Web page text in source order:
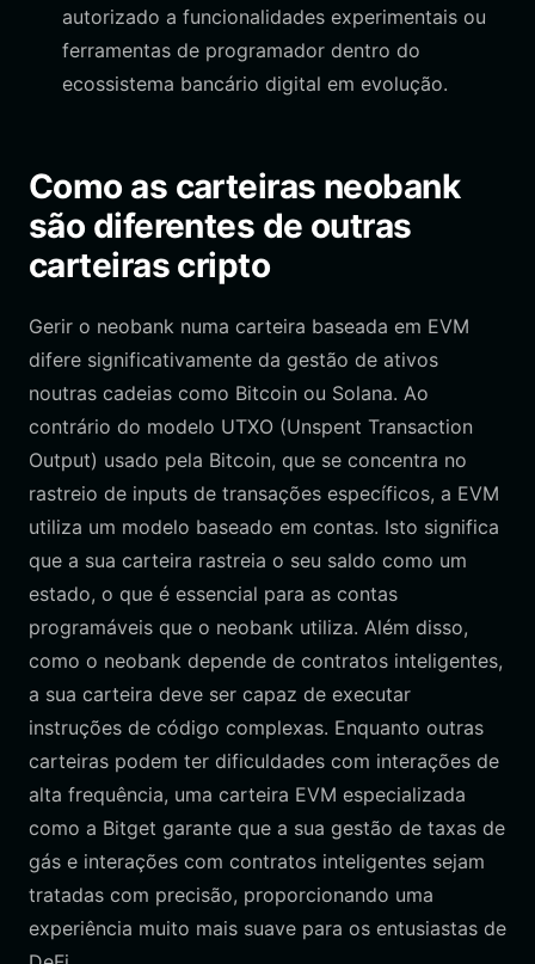
autorizado a funcionalidades experimentais ou
ferramentas de programador dentro do
ecossistema bancário digital em evolução.
Como as carteiras neobank
são diferentes de outras
carteiras cripto
Gerir o neobank numa carteira baseada em EVM
difere significativamente da gestão de ativos
noutras cadeias como Bitcoin ou Solana. Ao
contrário do modelo UTXO (Unspent Transaction
Output) usado pela Bitcoin, que se concentra no
rastreio de inputs de transações específicos, a EVM
utiliza um modelo baseado em contas. Isto significa
que a sua carteira rastreia o seu saldo como um
estado, o que é essencial para as contas
programáveis que o neobank utiliza. Além disso,
como o neobank depende de contratos inteligentes,
a sua carteira deve ser capaz de executar
instruções de código complexas. Enquanto outras
carteiras podem ter dificuldades com interações de
alta frequência, uma carteira EVM especializada
como a Bitget garante que a sua gestão de taxas de
gás e interações com contratos inteligentes sejam
tratadas com precisão, proporcionando uma
experiência muito mais suave para os entusiastas de